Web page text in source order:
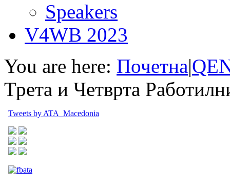
Speakers
V4WB 2023
You are here: Почетна|
Трета и Четврта
Tweets by ATA_Macedonia